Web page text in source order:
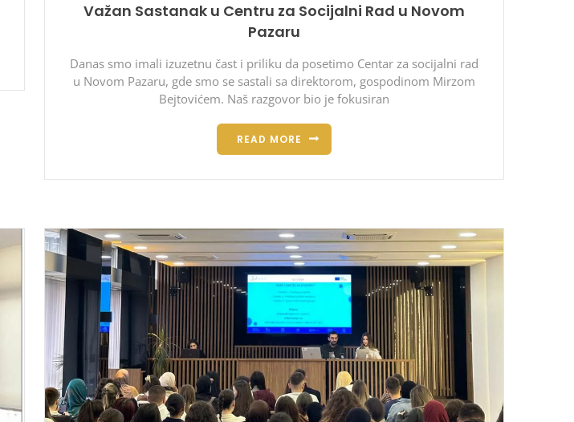
Važan Sastanak u Centru za Socijalni Rad u Novom
Pazaru
Danas smo imali izuzetnu čast i priliku da posetimo Centar za socijalni rad
u Novom Pazaru, gde smo se sastali sa direktorom, gospodinom Mirzom
Bejtovićem. Naš razgovor bio je fokusiran
READ MORE